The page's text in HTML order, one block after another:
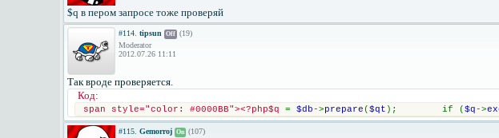
$q в пером запросе тоже проверяй
#114. tipsun Off (19)
Moderator
2012.07.26 11:11
Так вроде проверяется.
Код:
span style="color: #0000BB"><?php$q = $db->prepare($qt );        if ($q->
#115. Gemorroj On (107)